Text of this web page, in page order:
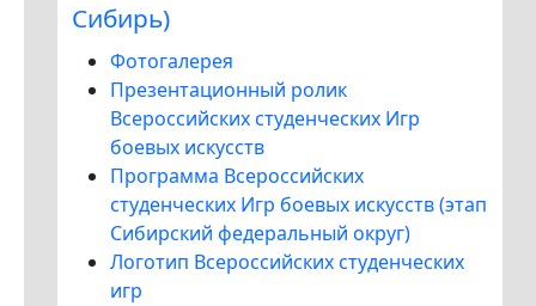
Сибирь)
Фотогалерея
Презентационный ролик
Всероссийских студенческих Игр
боевых искусств
Программа Всероссийских
студенческих Игр боевых искусств (этап
Сибирский федеральный округ)
Логотип Всероссийских студенческих
игр